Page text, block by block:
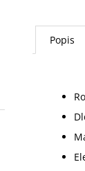
Popis